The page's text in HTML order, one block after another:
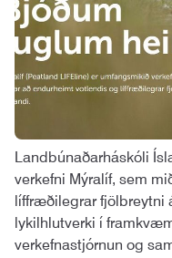
Landbúnaðarháskóli
verkefni Mýralíf, sem
líffræðilegrar fjölbreytni
lykilhlutverki í
verkefnastjórnun og